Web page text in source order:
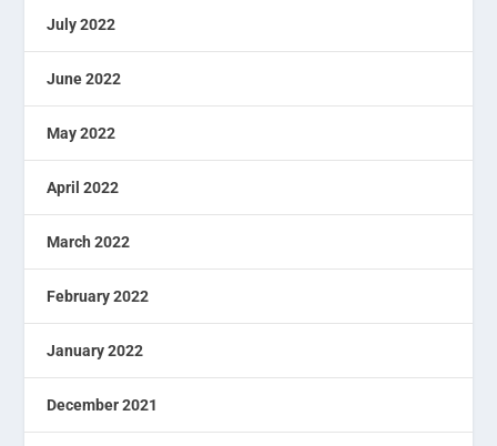
July 2022
June 2022
May 2022
April 2022
March 2022
February 2022
January 2022
December 2021